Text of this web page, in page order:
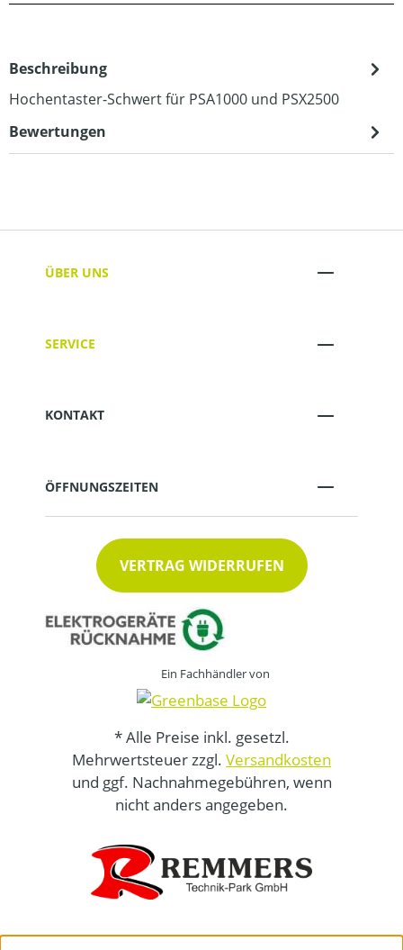
Beschreibung
Hochentaster-Schwert für PSA1000 und PSX2500
Bewertungen
ÜBER UNS
SERVICE
KONTAKT
ÖFFNUNGSZEITEN
VERTRAG WIDERRUFEN
Ein Fachhändler von
* Alle Preise inkl. gesetzl.
Mehrwertsteuer zzgl. Versandkosten
und ggf. Nachnahmegebühren, wenn
nicht anders angegeben.